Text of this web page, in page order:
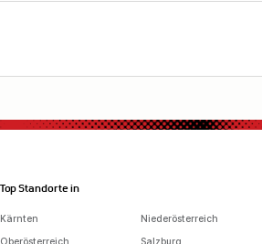
Top Standorte in
Kärnten Niederösterreich
Oberösterreich Salzburg